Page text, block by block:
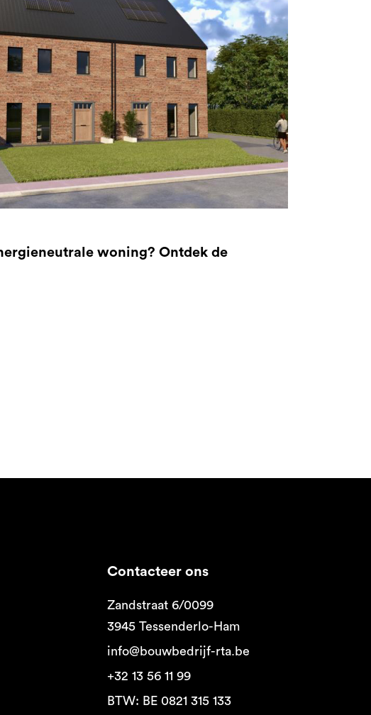
woning? Ontdek de
Contacteer ons
Zandstraat 6/0099
3945 Tessenderlo-Ham
info@bouwbedrijf-rta.be
+32 13 56 11 99
BTW: BE 0821 315 133